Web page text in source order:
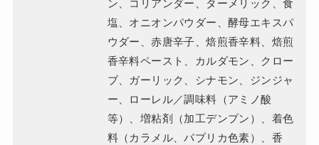
ン、コリアンダー、ターメリック、食
塩、オニオンパウダー、酵母エキスパ
ウダー、赤唐辛子、焙煎香辛料、焙煎
香辛料ペースト、カルダモン、クロー
ブ、ガーリック、シナモン、ジンジャ
ー、ローレル／調味料（アミノ酸
等）、増粘剤（加工デンプン）、着色
料（カラメル、パプリカ色素）、香